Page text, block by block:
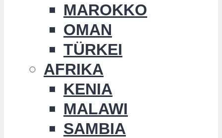
MAROKKO
OMAN
TÜRKEI
AFRIKA
KENIA
MALAWI
SAMBIA